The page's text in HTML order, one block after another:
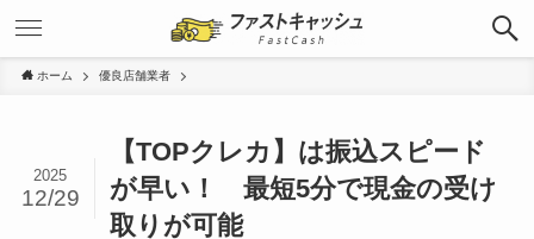
ホーム 優良店舗業者
【TOPクレカ】は振込スピード
が早い！ 最短5分で現金の受け
取りが可能
2025
12/29